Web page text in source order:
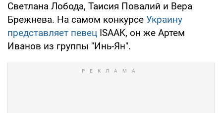
Светлана Лобода, Таисия Повалий и Вера
Брежнева. На самом конкурсе Украину
представляет певец ISAAK, он же Артем
Иванов из группы "Инь-Ян".